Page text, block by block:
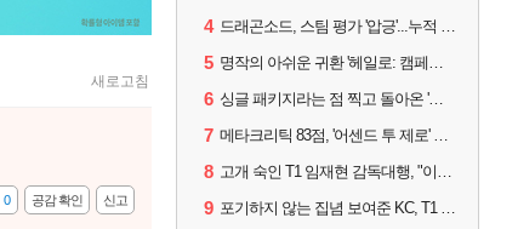
새로고침
신고
공감 확인
0
4 드래곤소드, 스팀 평가 '압긍'...누적 판매량 20만장 돌파
5 명작의 아쉬운 귀환 '헤일로: 캠페인 이볼브드'
6 싱글 패키지라는 점 찍고 돌아온 '드래곤소드: 어웨이크닝'
7 메타크리틱 83점, '어센드 투 제로' 정식 출시!
8 고개 숙인 T1 임재현 감독대행, "이른 탈락에 죄송한 마음 뿐"
9 포기하지 않는 집념 보여준 KC, T1 잡았다